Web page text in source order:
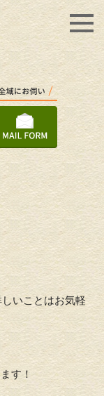
しいことはお気軽
す！